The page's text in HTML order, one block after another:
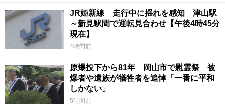
JR姫新線 走行中に揺れを感知 津山駅
～新見駅間で運転見合わせ【午後4時45分
現在】
4時間前
原爆投下から81年 岡山市で慰霊祭 被
爆者や遺族が犠牲者を追悼「一番に平和
しかない」
5時間前